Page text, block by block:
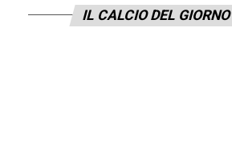
IL CALCIO DEL GIORNO